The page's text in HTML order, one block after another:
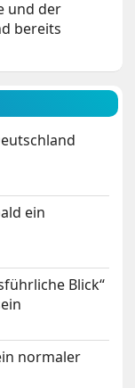
und der
bereits
ein
Blick“
normaler